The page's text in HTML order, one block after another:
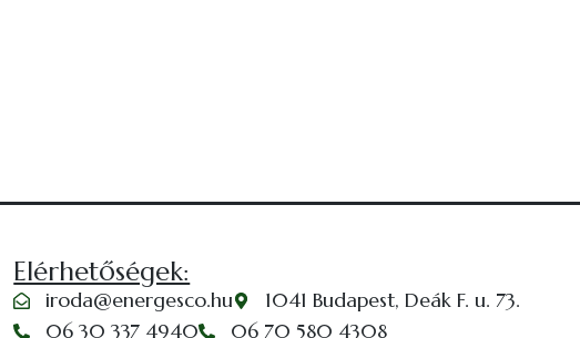
Elérhetőségek:
iroda@energesco.hu
1041 Budapest, Deák F. u. 73.
06 30 337 4940
06 70 580 4308